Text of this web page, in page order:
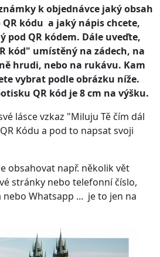
k objednávce jaký obsah
kódu a jaký nápis chcete,
pod QR kódem. Dále uveďte,
kód" umístěný na zádech, na
hrudi, nebo na rukávu. Kam
vybrat podle obrázku níže.
QR kód je 8 cm na výšku.
lásce vzkaz "Miluju Tě čím dál
Kódu a pod to napsat svoji
obsahovat např. několik vět
stránky nebo telefonní číslo,
Whatsapp ... je to jen na